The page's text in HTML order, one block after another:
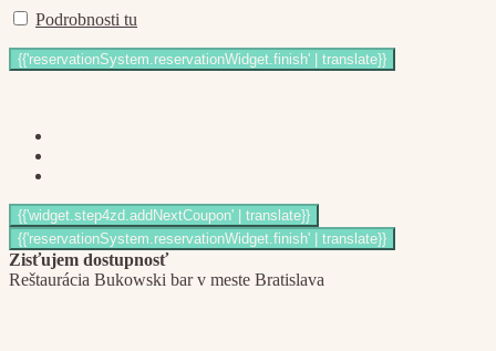
Podrobnosti tu
Zisťujem dostupnosť
Reštaurácia Bukowski bar v meste Bratislava